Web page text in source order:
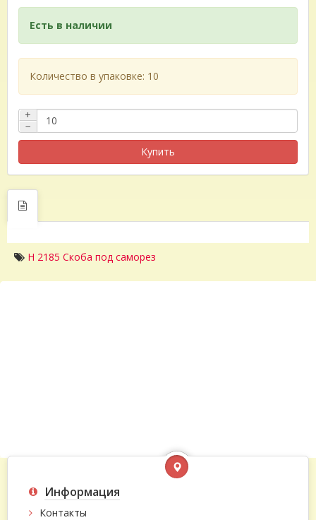
Есть в наличии
Количество в упаковке: 10
+
−
Купить
H 2185 Скоба под саморез
Информация
Контакты